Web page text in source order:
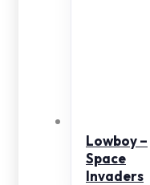
Lowboy –
Space
Invaders